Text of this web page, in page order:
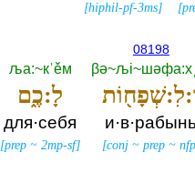
[
[hiphil-pf-3ms]
08198
и·в·рабынь
[conj~ prep~ nfp
ља:~кˈěм
לָ:כֶ֑ם
для·себя
[prep ~2mp-sf]